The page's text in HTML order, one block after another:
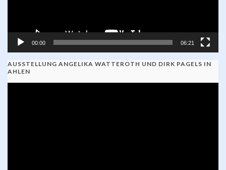
00:00 06:21
AUSSTELLUNG ANGELIKA WATTEROTH UND DIRK PAGELS IN
AHLEN